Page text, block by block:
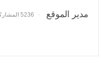
مدير الموقع 5236 المشاركات